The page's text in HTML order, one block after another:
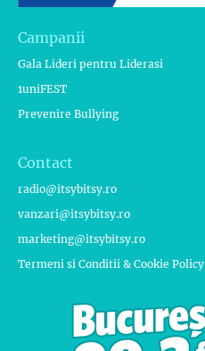
Campanii
Gala Lideri pentru Liderasi
1uniFEST
Prevenire Bullying
Contact
radio@itsybitsy.ro
vanzari@itsybitsy.ro
marketing@itsybitsy.ro
Termeni si Conditii & Cookie Policy